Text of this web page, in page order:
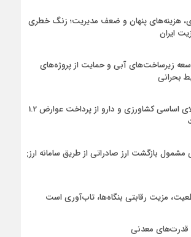
هزینه‌های پنهان و ضعف مدیریت؛ زنگ خطری
ایران
زیرساخت‌های آبی و حمایت از پروژه‌های
بحرانی
معافیت 199 کالای اساسی کشاورزی و دارو از پرداخت عوارض 1.2
مشمول بازگشت ارز صادراتی از طریق سامانه ارزی
مزیت رقابتی بنگاه‌ها، تاب‌آوری است
قدرت‌های معدنی